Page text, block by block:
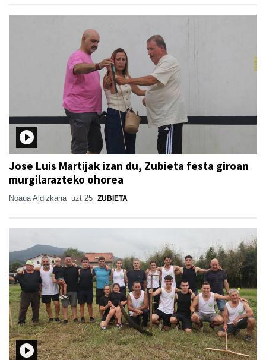
Jose Luis Martijak izan du, Zubieta festa giroan
murgilarazteko ohorea
Noaua Aldizkaria uzt 25 ZUBIETA